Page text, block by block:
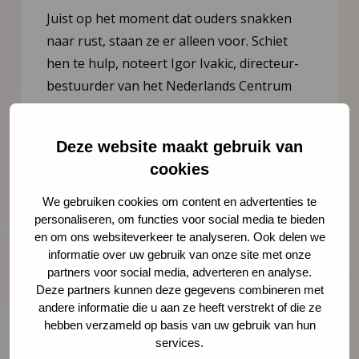
Deze website maakt gebruik van
cookies
We gebruiken cookies om content en advertenties te
personaliseren, om functies voor social media te bieden
en om ons websiteverkeer te analyseren. Ook delen we
informatie over uw gebruik van onze site met onze
partners voor social media, adverteren en analyse.
Deze partners kunnen deze gegevens combineren met
andere informatie die u aan ze heeft verstrekt of die ze
hebben verzameld op basis van uw gebruik van hun
services.
Juist op het moment dat ouders snakken
naar rust, staan ze er alleen voor. Schiet
hen te hulp, noteert Igor Ivakic, directeur-
bestuurder van het Nederlands Centrum
Jeugdgezondheid.
Lees meer